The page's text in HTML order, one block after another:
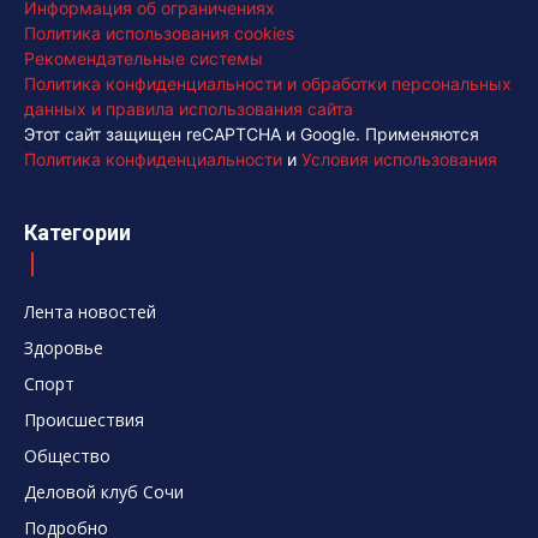
Информация об ограничениях
Политика использования cookies
Рекомендательные системы
Политика конфиденциальности и обработки персональных
данных и правила использования сайта
Этот сайт защищен reCAPTCHA и Google. Применяются
Политика конфиденциальности и Условия использования
Категории
Лента новостей
Здоровье
Спорт
Происшествия
Общество
Деловой клуб Сочи
Подробно